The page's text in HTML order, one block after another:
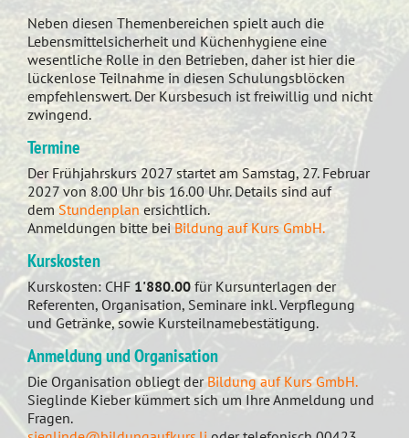
Neben diesen Themenbereichen spielt auch die
Lebensmittelsicherheit und Küchenhygiene eine
wesentliche Rolle in den Betrieben, daher ist hier die
lückenlose Teilnahme in diesen Schulungsblöcken
empfehlenswert. Der Kursbesuch ist freiwillig und nicht
zwingend.
Termine
Der Frühjahrskurs 2027 startet am Samstag, 27. Februar
2027 von 8.00 Uhr bis 16.00 Uhr. Details sind auf
dem Stundenplan ersichtlich.
Anmeldungen bitte bei Bildung auf Kurs GmbH.
Kurskosten
Kurskosten: CHF 1'880.00 für Kursunterlagen der
Referenten, Organisation, Seminare inkl. Verpflegung
und Getränke, sowie Kursteilnamebestätigung.
Anmeldung und Organisation
Die Organisation obliegt derBildung auf Kurs GmbH.
Sieglinde Kieber kümmert sich um Ihre Anmeldung und
Fragen.